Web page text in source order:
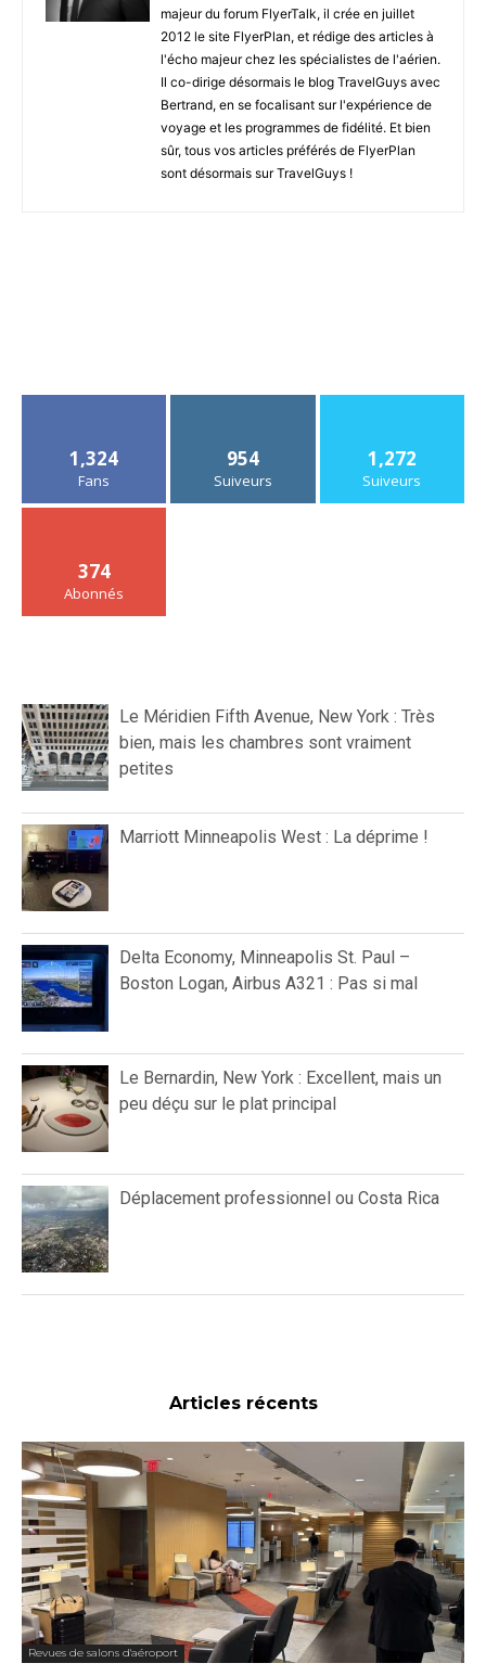
majeur du forum FlyerTalk, il crée en juillet
2012 le site FlyerPlan, et rédige des articles à
l'écho majeur chez les spécialistes de l'aérien.
Il co-dirige désormais le blog TravelGuys avec
Bertrand, en se focalisant sur l'expérience de
voyage et les programmes de fidélité. Et bien
sûr, tous vos articles préférés de FlyerPlan
sont désormais sur TravelGuys !
1,324
Fans
954
Suiveurs
1,272
Suiveurs
374
Abonnés
Le Méridien Fifth Avenue, New York : Très
bien, mais les chambres sont vraiment
petites
Marriott Minneapolis West : La déprime !
Delta Economy, Minneapolis St. Paul –
Boston Logan, Airbus A321 : Pas si mal
Le Bernardin, New York : Excellent, mais un
peu déçu sur le plat principal
Déplacement professionnel ou Costa Rica
Articles récents
Revues de salons d'aéroport